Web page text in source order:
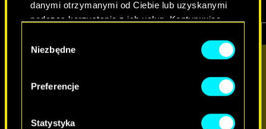
danymi otrzymanymi od Ciebie lub uzyskanymi
podczas korzystania z ich usług. Kontynuując
używanie plików cookie.
zgody
Niezbędne
Preferencje
Statystyka